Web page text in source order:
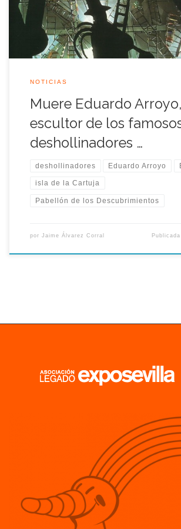
nació en Madrid el 26 de febrero de […]
NOTICIAS
Muere Eduardo
escultor de los
deshollinadores …
deshollinadores Eduardo Arroyo
isla de la Cartuja
Pabellón de los Descubrimientos
por Jaime Álvarez Corral